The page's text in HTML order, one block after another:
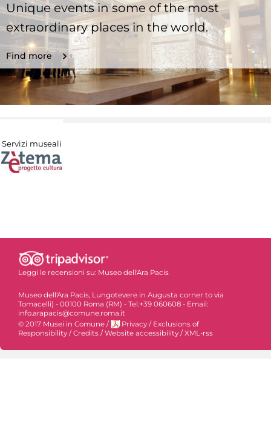
Unique events in some of the most
extraordinary places in the world.
Find more
Servizi museali
Leggi le recensioni su: Museo dell'Ara Pacis
Museo dell'Ara Pacis, Lungotevere in Augusta corner to via
Tomacelli) - 00100 Roma (RM) - Tel.+39 060608 - Email:
info.arapacis@comune.roma.it
© 2017 Musei in Comune / Privacy / Exclusions of
Responsibility / Credits / Website accessibility / XML-rss